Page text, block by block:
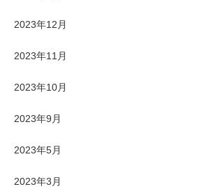
2023年12月
2023年11月
2023年10月
2023年9月
2023年5月
2023年3月